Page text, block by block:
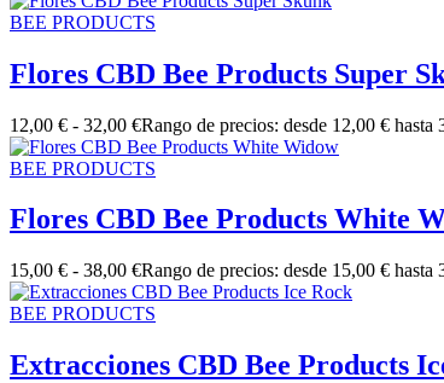
BEE PRODUCTS
Flores CBD Bee Products Super
12,00 € - 32,00 €Rango de precios: desde 12,00 € hasta
BEE PRODUCTS
Flores CBD Bee Products White
15,00 € - 38,00 €Rango de precios: desde 15,00 € hasta
BEE PRODUCTS
Extracciones CBD Bee Products